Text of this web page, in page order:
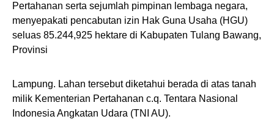
Pertahanan serta sejumlah pimpinan lembaga negara,
menyepakati pencabutan izin Hak Guna Usaha (HGU)
seluas 85.244,925 hektare di Kabupaten Tulang Bawang,
Provinsi
Lampung. Lahan tersebut diketahui berada di atas tanah
milik Kementerian Pertahanan c.q. Tentara Nasional
Indonesia Angkatan Udara (TNI AU).